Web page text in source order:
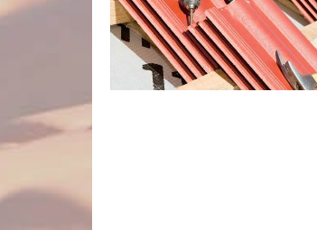
matériels de travail intéressant